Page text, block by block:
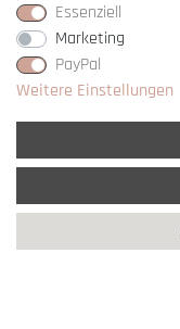
* Alle Preise verstehen
** Nur innerhalb
Rechte
Essenziell
Marketing
PayPal
Weitere Einstellungen